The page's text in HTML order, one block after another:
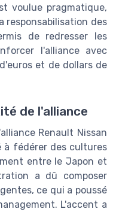
voulue pragmatique,
responsabilisation des
de redresser les
l'alliance avec
et de dollars de
de l'alliance
Renault Nissan
à fédérer des cultures
entre le Japon et
a dû composer
ce qui a poussé
L'accent a